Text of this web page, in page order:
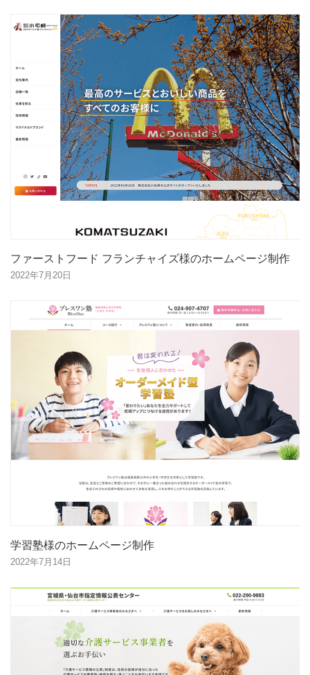
ファーストフード フランチャイズ様のホームページ制作
2022年7月20日
学習塾様のホームページ制作
2022年7月14日